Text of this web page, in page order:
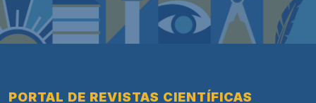
PORTAL DE REVISTAS CIENTÍFICAS